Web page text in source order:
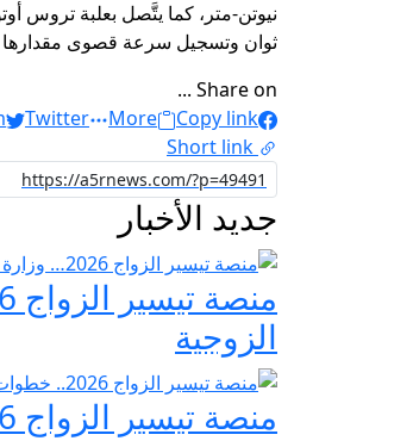
ثوان وتسجيل سرعة قصوى مقدارها ٢٥٠ كم/ساعة.
Share on ...
Twitter More
Copy link
Short link
جديد الأخبار
الزوجية
منصة تيسير الزواج 2026.. خطوات التسجيل وشروط مبادرة فرحة مصر